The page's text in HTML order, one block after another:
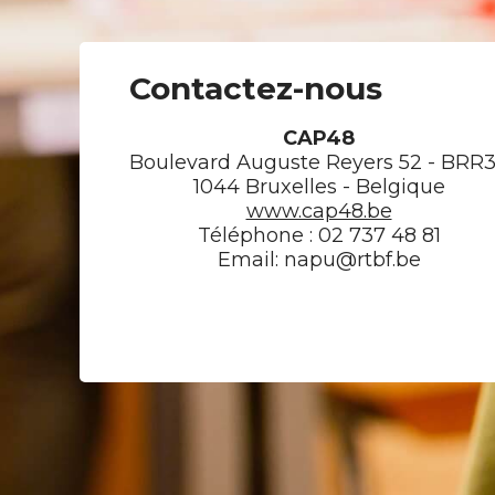
Contactez-nous
CAP48
Boulevard Auguste Reyers 52 -
1044 Bruxelles - Belgique
www.cap48.be
Téléphone : 02 737 48 81
Email: napu@rtbf.be